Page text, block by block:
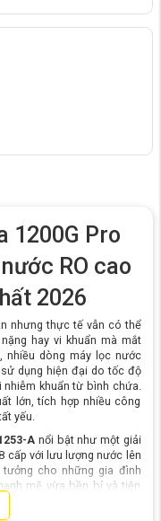
1200G Pro
RO cao
2026
nhưng thực tế vẫn có thể
hay vi khuẩn mà mắt
nhiều dòng máy lọc nước
dụng hiện đại do tốc độ
nhiễm khuẩn từ bình chứa.
lớn, tích hợp nhiều công
yếu.
A nổi bật như một giải
cấp với lưu lượng nước lên
cho những gia đình
mẽ vừa bền bỉ và tiện